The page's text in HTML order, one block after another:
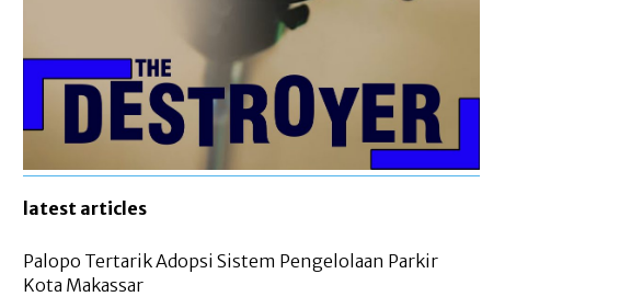
latest articles
Palopo Tertarik Adopsi Sistem Pengelolaan Parkir
Kota Makassar